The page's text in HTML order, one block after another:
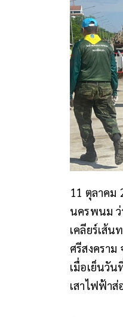
11 ตุลาคม
นครพนม ว่
เคลียร์เส้น
ศรีสงครา
เมื่อเย็นวั
เสาไฟฟ้า